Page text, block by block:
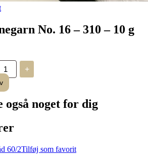
No. 16 – 310 – 10 g
+
også noget for dig
Tilføj som favorit